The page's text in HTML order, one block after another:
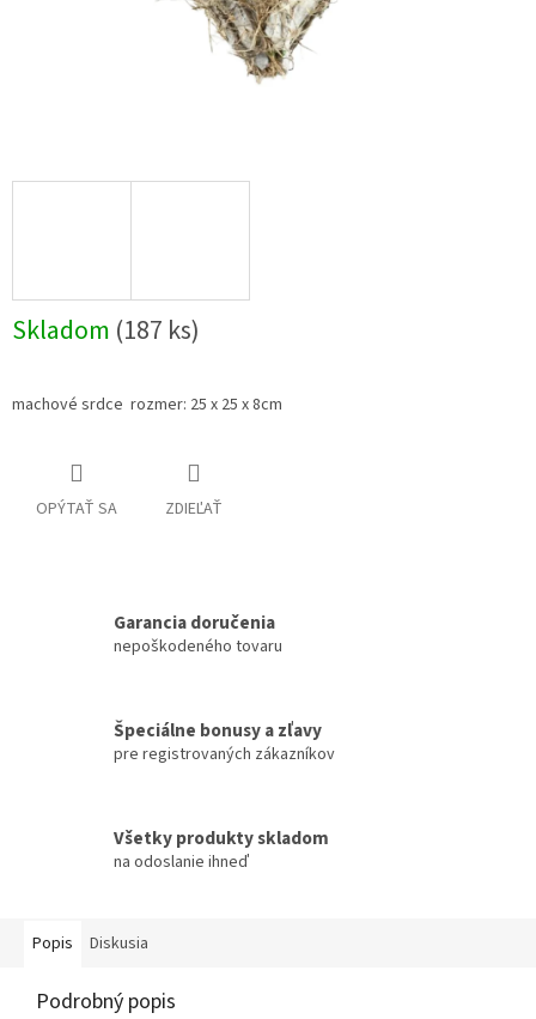
Skladom (187 ks)
machové srdce rozmer: 25 x 25 x 8cm
OPÝTAŤ SA ZDIEĽAŤ
Garancia doručenia
nepoškodeného tovaru
Špeciálne bonusy a zľavy
pre registrovaných zákazníkov
Všetky produkty skladom
na odoslanie ihneď
Popis Diskusia
Podrobný popis